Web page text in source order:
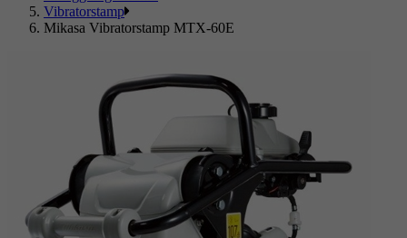
Vibratorstamp
Mikasa Vibratorstamp MTX-60E